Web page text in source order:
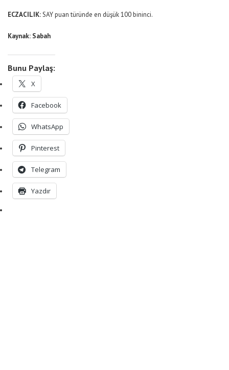
ECZACILIK:SAY puan türünde en düşük 100 bininci.
Kaynak: Sabah
Bunu Paylaş:
X
Facebook
WhatsApp
Pinterest
Telegram
Yazdır